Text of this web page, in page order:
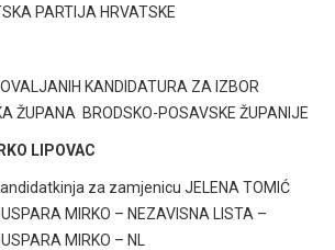
PARTIJA HRVATSKE
KANDIDATURA ZA IZBOR
ŽUPANA BRODSKO-POSAVSKE ŽUPANIJE
LIPOVAC
za zamjenicu JELENA TOMIĆ
MIRKO – NEZAVISNA LISTA –
MIRKO – NL